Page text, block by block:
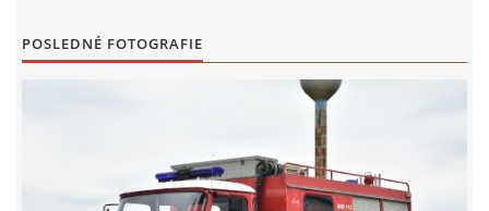
POSLEDNÉ FOTOGRAFIE